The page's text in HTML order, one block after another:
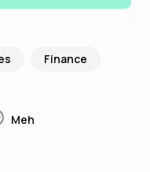
Finance
Meh